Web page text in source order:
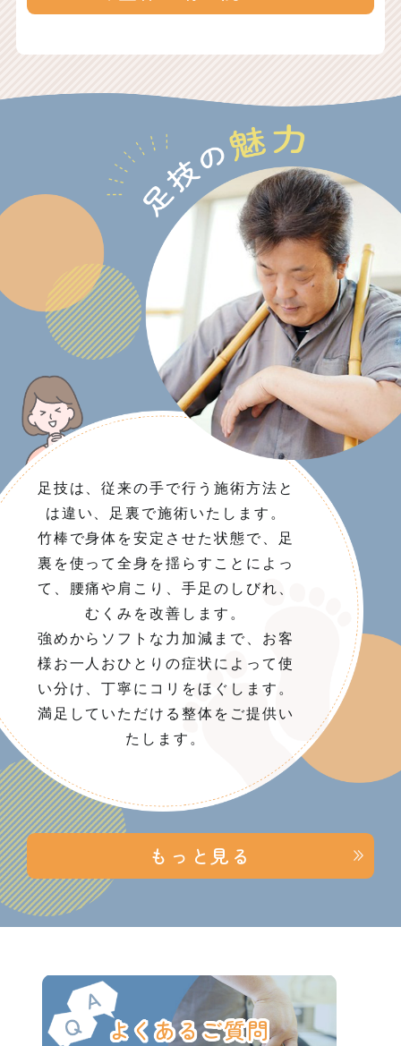
足技は、従来の手で行う施術方法と
は違い、足裏で施術いたします。
竹棒で身体を安定させた状態で、足
裏を使って全身を揺らすことによっ
て、腰痛や肩こり、手足のしびれ、
むくみを改善します。
強めからソフトな力加減まで、お客
様お一人おひとりの症状によって使
い分け、丁寧にコリをほぐします。
満足していただける整体をご提供い
たします。
もっと見る
よくあるご質問